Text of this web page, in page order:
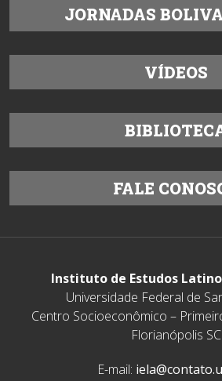
JORNADAS
VÍDEOS
FALE
Instituto de Estudos
Universidade Federal de
Centro Socioeconômico –
Florianópolis SC
E-mail: